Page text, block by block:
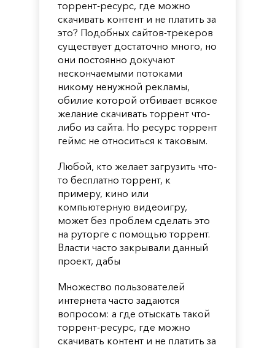
торрент-ресурс, где можно
скачивать контент и не платить за
это? Подобных сайтов-трекеров
существует достаточно много, но
они постоянно докучают
нескончаемыми потоками
никому ненужной рекламы,
обилие которой отбивает всякое
желание скачивать торрент что-
либо из сайта. Но ресурс торрент
геймс не относиться к таковым.
Любой, кто желает загрузить что-
то бесплатно торрент, к
примеру, кино или
компьютерную видеоигру,
может без проблем сделать это
на руторге с помощью торрент.
Власти часто закрывали данный
проект, дабы
Множество пользователей
интернета часто задаются
вопросом: а где отыскать такой
торрент-ресурс, где можно
скачивать контент и не платить за